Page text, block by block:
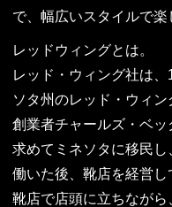
で、幅広いスタイルで楽
レッドウィングとは。
レッド・ウィング社は
ソタ州のレッド・ウィン
創業者チャールズ・ベ
求めてミネソタに移民
働いた後、靴店を経営し
靴店で店頭に立ちなが